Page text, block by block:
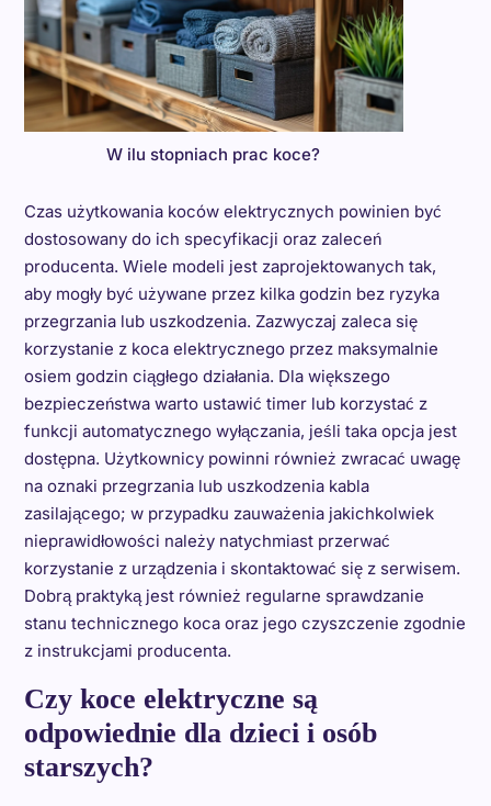
W ilu stopniach prac koce?
Czas użytkowania koców elektrycznych powinien być
dostosowany do ich specyfikacji oraz zaleceń
producenta. Wiele modeli jest zaprojektowanych tak,
aby mogły być używane przez kilka godzin bez ryzyka
przegrzania lub uszkodzenia. Zazwyczaj zaleca się
korzystanie z koca elektrycznego przez maksymalnie
osiem godzin ciągłego działania. Dla większego
bezpieczeństwa warto ustawić timer lub korzystać z
funkcji automatycznego wyłączania, jeśli taka opcja jest
dostępna. Użytkownicy powinni również zwracać uwagę
na oznaki przegrzania lub uszkodzenia kabla
zasilającego; w przypadku zauważenia jakichkolwiek
nieprawidłowości należy natychmiast przerwać
korzystanie z urządzenia i skontaktować się z serwisem.
Dobrą praktyką jest również regularne sprawdzanie
stanu technicznego koca oraz jego czyszczenie zgodnie
z instrukcjami producenta.
Czy koce elektryczne są
odpowiednie dla dzieci i osób
starszych?